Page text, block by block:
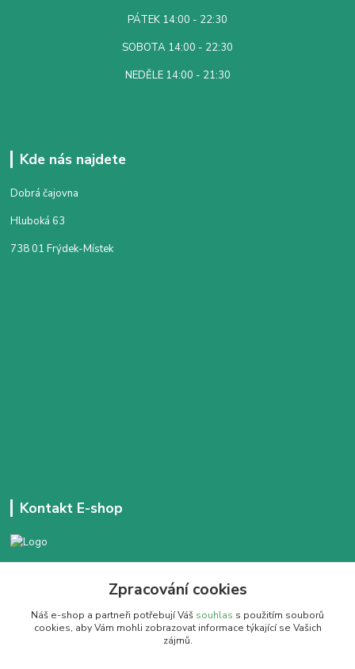
PÁTEK 14:00 - 22:30
SOBOTA 14:00 - 22:30
NEDĚLE 14:00 - 21:30
Kde nás najdete
Dobrá čajovna
Hluboká 63
738 01 Frýdek-Místek
Kontakt E-shop
Denně 14:00 - 21:30 hod
dobracajovnafm@gmail.com
Zpracování cookies
Náš e-shop a partneři potřebují Váš souhlas s použitím souborů
cookies, aby Vám mohli zobrazovat informace týkající se Vašich
zájmů.